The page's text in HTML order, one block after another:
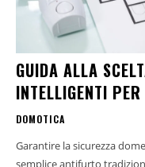
GUIDA ALLA
INTELLIGENTI
DOMOTICA
Garantire la sicurezza